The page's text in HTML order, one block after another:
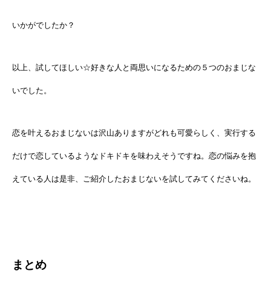
いかがでしたか？
以上、試してほしい☆好きな人と両思いになるための５つのおまじな
いでした。
恋を叶えるおまじないは沢山ありますがどれも可愛らしく、実行する
だけで恋しているようなドキドキを味わえそうですね。恋の悩みを抱
えている人は是非、ご紹介したおまじないを試してみてくださいね。
まとめ